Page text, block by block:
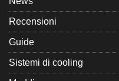
Recensioni
Guide
Sistemi di cooling